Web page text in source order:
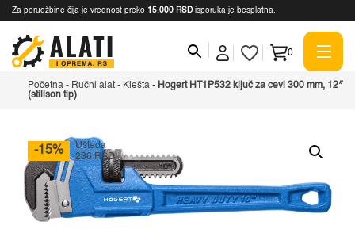
Za porudžbine čija je vrednost preko 15.000 RSD isporuka je besplatna.
0
Početna - Ručni alat - Klešta - Hogert HT1P532 ključ za cevi 300 mm, 12″
(stillson tip)
-15%
Ušteda
236 RSD